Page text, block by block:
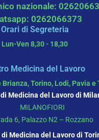
nazionale:
0262066373
Orari di Segreteria
Lun-Ven 8,30 - 18,30
Medicina del Lavoro
Brianza, Torino, Lodi, Pavia e
Medicina del Lavoro di
MILANOFIORI
6, Palazzo N2 – Rozzano
di Medicina del Lavoro di